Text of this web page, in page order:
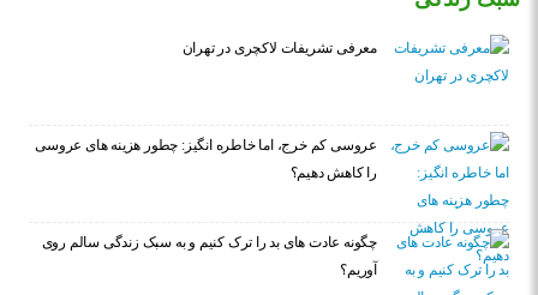
معرفی تشریفات لاکچری در تهران
عروسی کم خرج، اما خاطره انگیز: چطور هزینه های عروسی
را کاهش دهیم؟
چگونه عادت‌ های بد را ترک کنیم و به سبک زندگی سالم روی
آوریم؟